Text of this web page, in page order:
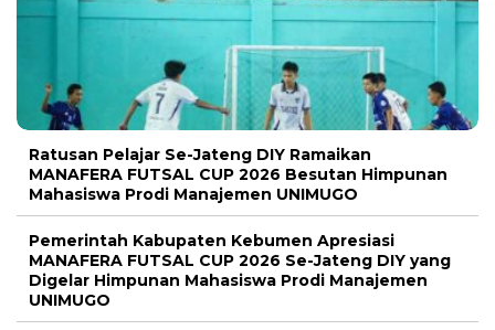
Pemerintah Kabupaten Kebumen Apresiasi
MANAFERA FUTSAL CUP 2026 Se-Jateng DIY yang
Digelar Himpunan Mahasiswa Prodi Manajemen
Manafera Tennis Cup 2026 Meledak! Ratusan
Peserta Lintas Kota Ramaikan Event Manajemen
Unimugo
Hadiah Jutaan Rupiah Menanti di Manafera Tennis
Tournament 2026 Kebumen
Dari Desa Kedawung ke ASEAN, Akmal Nashru
Kapten Garuda Muda U-16 Futsal, Pulang Disambut
Ribuan Harapan Warga Kebumen